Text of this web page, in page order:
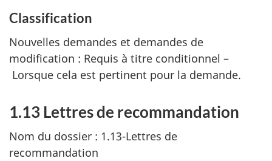
Classification
Nouvelles demandes et demandes de
modification : Requis à titre conditionnel –
Lorsque cela est pertinent pour la demande.
1.13 Lettres de recommandation
Nom du dossier : 1.13-Lettres de
recommandation